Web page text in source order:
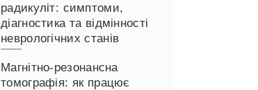
радикуліт: симптоми,
діагностика та відмінності
неврологічних станів
Магнітно-резонансна
томографія: як працює